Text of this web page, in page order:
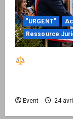
"URGENT"
Ressource
Event 24